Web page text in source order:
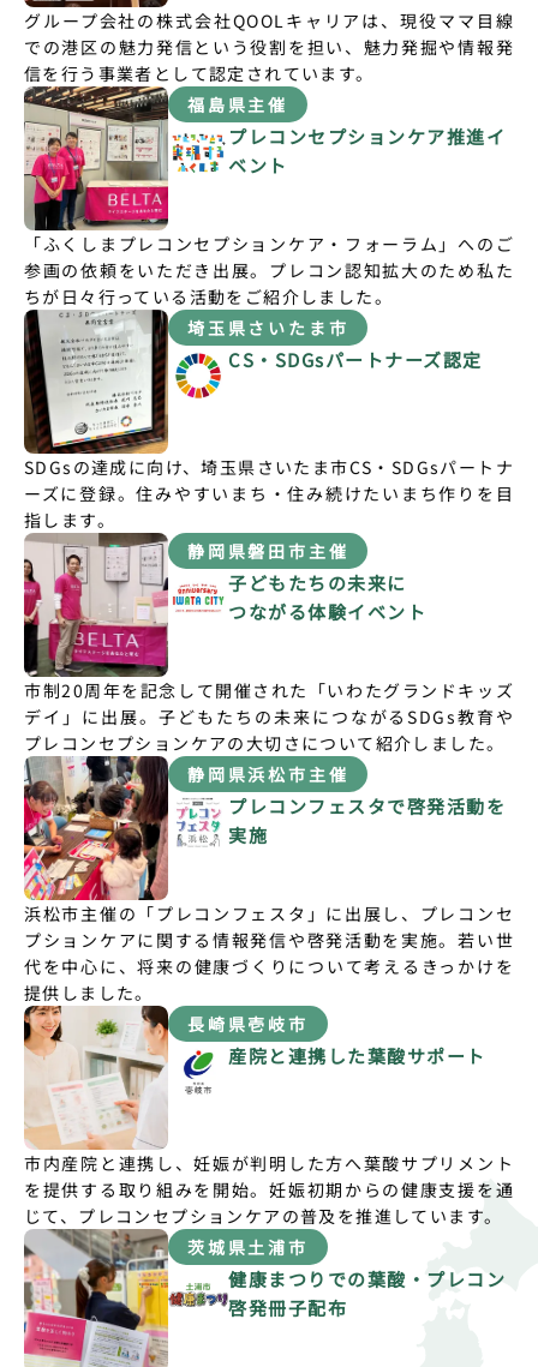
グループ会社の株式会社QOOLキャリアは、現役ママ目線
での港区の魅力発信という役割を担い、魅力発掘や情報発
信を行う事業者として認定されています。
福島県主催
プレコンセプションケア推進イ
ベント
「ふくしまプレコンセプションケア・フォーラム」へのご
参画の依頼をいただき出展。プレコン認知拡大のため私た
ちが日々行っている活動をご紹介しました。
埼玉県さいたま市
CS・SDGsパートナーズ認定
SDGsの達成に向け、埼玉県さいたま市CS・SDGsパートナ
ーズに登録。住みやすいまち・住み続けたいまち作りを目
指します。
静岡県磐田市主催
子どもたちの未来に
つながる体験イベント
市制20周年を記念して開催された「いわたグランドキッズ
デイ」に出展。子どもたちの未来につながるSDGs教育や
プレコンセプションケアの大切さについて紹介しました。
静岡県浜松市主催
プレコンフェスタで啓発活動を
実施
浜松市主催の「プレコンフェスタ」に出展し、プレコンセ
プションケアに関する情報発信や啓発活動を実施。若い世
代を中心に、将来の健康づくりについて考えるきっかけを
提供しました。
長崎県壱岐市
産院と連携した葉酸サポート
市内産院と連携し、妊娠が判明した方へ葉酸サプリメント
を提供する取り組みを開始。妊娠初期からの健康支援を通
じて、プレコンセプションケアの普及を推進しています。
茨城県土浦市
健康まつりでの葉酸・プレコン
啓発冊子配布